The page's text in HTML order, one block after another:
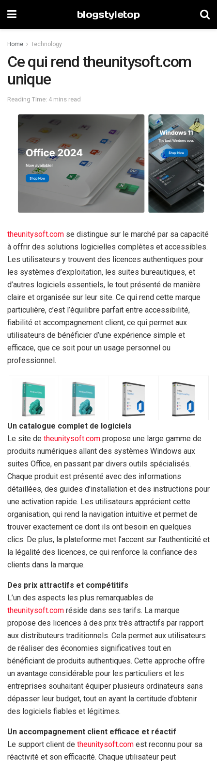
blogstyletop
Home Technology
Ce qui rend theunitysoft.com
unique
Reading Time: 4 mins read
theunitysoft.com se distingue sur le marché par sa capacité
à offrir des solutions logicielles complètes et accessibles.
Les utilisateurs y trouvent des licences authentiques pour
les systèmes d’exploitation, les suites bureautiques, et
d’autres logiciels essentiels, le tout présenté de manière
claire et organisée sur leur site. Ce qui rend cette marque
particulière, c’est l’équilibre parfait entre accessibilité,
fiabilité et accompagnement client, ce qui permet aux
utilisateurs de bénéficier d’une expérience simple et
efficace, que ce soit pour un usage personnel ou
professionnel.
Un catalogue complet de logiciels
Le site de theunitysoft.com propose une large gamme de
produits numériques allant des systèmes Windows aux
suites Office, en passant par divers outils spécialisés.
Chaque produit est présenté avec des informations
détaillées, des guides d’installation et des instructions pour
une activation rapide. Les utilisateurs apprécient cette
organisation, qui rend la navigation intuitive et permet de
trouver exactement ce dont ils ont besoin en quelques
clics. De plus, la plateforme met l’accent sur l’authenticité et
la légalité des licences, ce qui renforce la confiance des
clients dans la marque.
Des prix attractifs et compétitifs
L’un des aspects les plus remarquables de
theunitysoft.com réside dans ses tarifs. La marque
propose des licences à des prix très attractifs par rapport
aux distributeurs traditionnels. Cela permet aux utilisateurs
de réaliser des économies significatives tout en
bénéficiant de produits authentiques. Cette approche offre
un avantage considérable pour les particuliers et les
entreprises souhaitant équiper plusieurs ordinateurs sans
dépasser leur budget, tout en ayant la certitude d’obtenir
des logiciels fiables et légitimes.
Un accompagnement client efficace et réactif
Le support client de theunitysoft.com est reconnu pour sa
réactivité et son efficacité. Chaque utilisateur peut